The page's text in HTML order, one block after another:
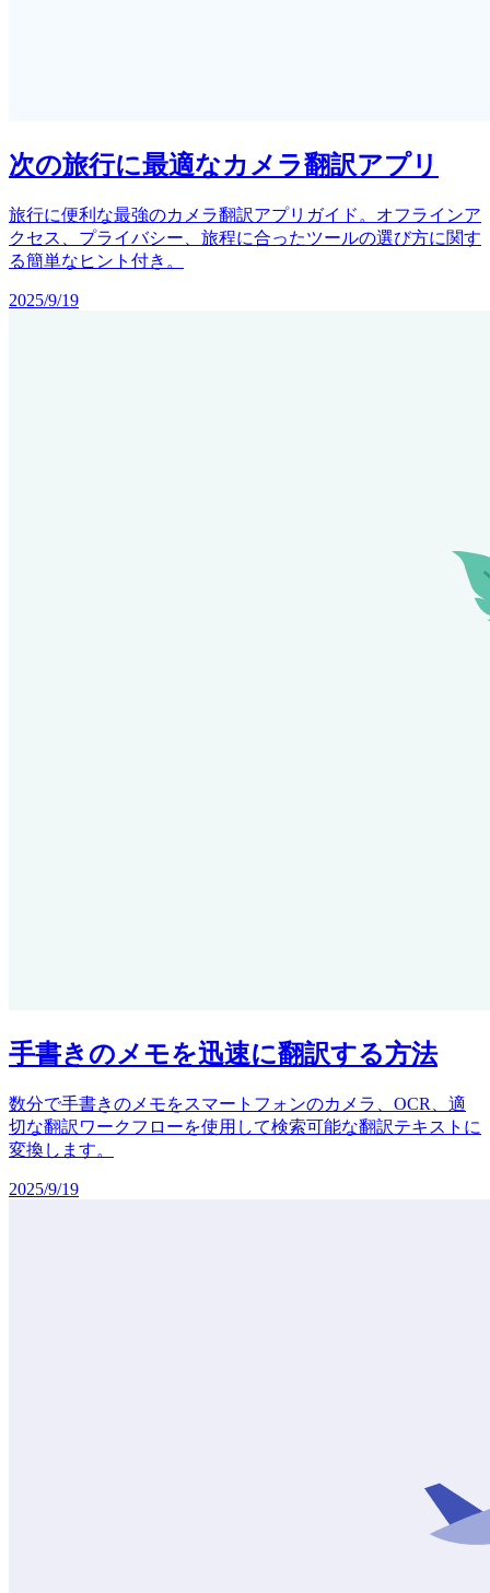
次の旅行に最適なカメラ翻訳アプリ
旅行に便利な最強のカメラ翻訳アプリガイド。オフラインア
クセス、プライバシー、旅程に合ったツールの選び方に関す
る簡単なヒント付き。
2025/9/19
手書きのメモを迅速に翻訳する方法
数分で手書きのメモをスマートフォンのカメラ、OCR、適
切な翻訳ワークフローを使用して検索可能な翻訳テキストに
変換します。
2025/9/19